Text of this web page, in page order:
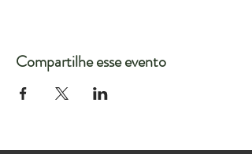
Compartilhe esse evento